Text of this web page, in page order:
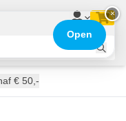
bezorgd
€ 50,-
×
Open